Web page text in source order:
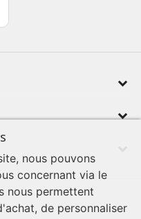
nous pouvons
concernant via le
nous permettent
de personnaliser